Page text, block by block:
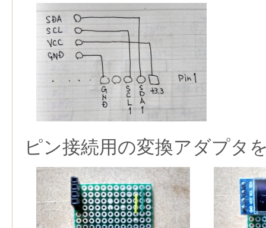
ピン接続用の変換アダプタ